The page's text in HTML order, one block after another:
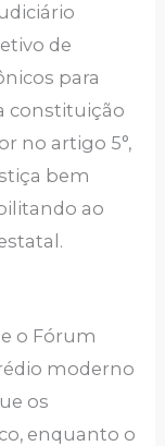
de
para
constituição
no artigo 5°,
bem
ao
o Fórum
moderno
os
enquanto o